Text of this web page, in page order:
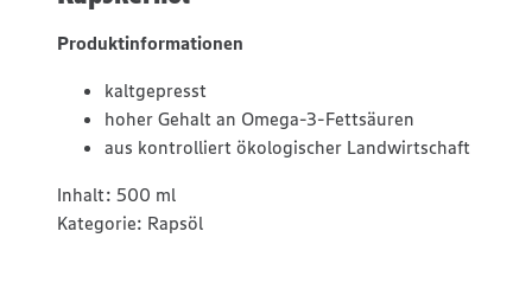
Produktinformationen
kaltgepresst
hoher Gehalt an Omega-3-Fettsäuren
aus kontrolliert ökologischer Landwirtschaft
Inhalt: 500 ml
Kategorie: Rapsöl